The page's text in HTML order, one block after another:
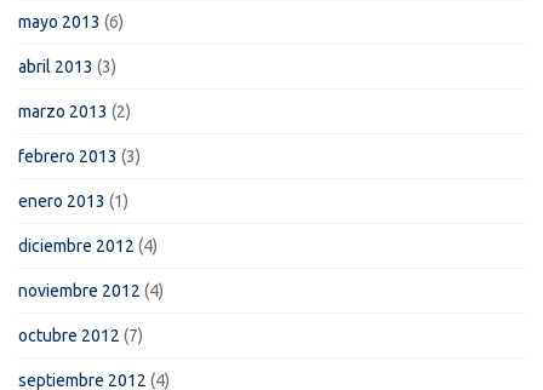
mayo 2013 (6)
abril 2013 (3)
marzo 2013 (2)
febrero 2013 (3)
enero 2013 (1)
diciembre 2012 (4)
noviembre 2012 (4)
octubre 2012 (7)
septiembre 2012 (4)